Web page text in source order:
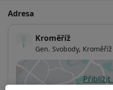
Adresa
Kroměříž
Gen. Svobody, Kroměříž
Přiblížit